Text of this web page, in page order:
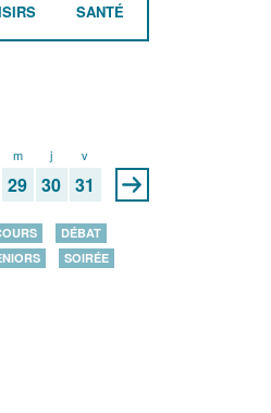
SANTÉ
m
29
j
30
v
31
DÉBAT
SOIRÉE